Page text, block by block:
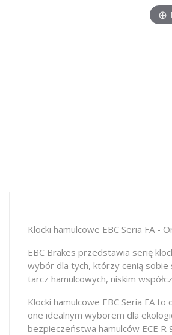
Klocki hamulcowe EBC Seria FA -
EBC Brakes przedstawia serię
wybór dla tych, którzy cenią sobie
tarcz hamulcowych, niskim
Klocki hamulcowe EBC Seria FA
one idealnym wyborem dla
bezpieczeństwa hamulców ECE R